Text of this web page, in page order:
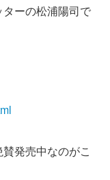
ーの松浦陽司で
発売中なのがこ